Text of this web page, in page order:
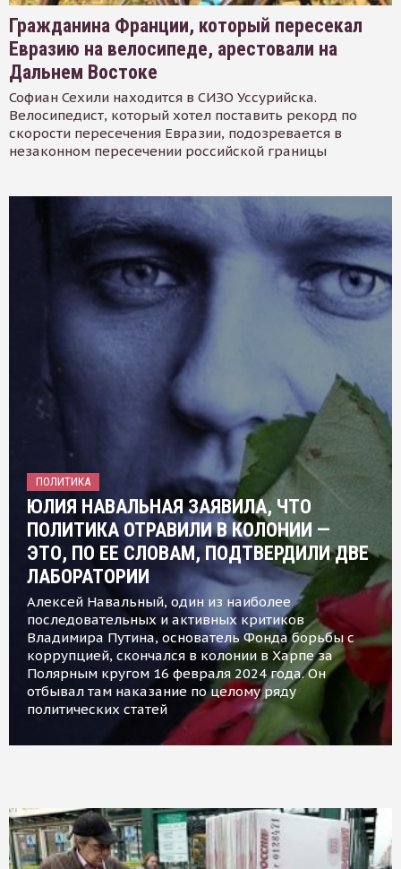
Гражданина Франции, который пересекал
Евразию на велосипеде, арестовали на
Дальнем Востоке
Софиан Сехили находится в СИЗО Уссурийска.
Велосипедист, который хотел поставить рекорд по
скорости пересечения Евразии, подозревается в
незаконном пересечении российской границы
ПОЛИТИКА
ЮЛИЯ НАВАЛЬНАЯ ЗАЯВИЛА, ЧТО
ПОЛИТИКА ОТРАВИЛИ В КОЛОНИИ —
ЭТО, ПО ЕЕ СЛОВАМ, ПОДТВЕРДИЛИ ДВЕ
ЛАБОРАТОРИИ
Алексей Навальный, один из наиболее
последовательных и активных критиков
Владимира Путина, основатель Фонда борьбы с
коррупцией, скончался в колонии в Харпе за
Полярным кругом 16 февраля 2024 года. Он
отбывал там наказание по целому ряду
политических статей